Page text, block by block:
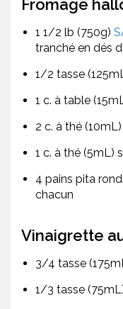
Fromage
1 1/2 lb (750g)
tranché en dés
1/2 tasse
1 c. à table
2 c. à thé
1 c. à thé (5mL)
4 pains pita
chacun
Vinaigrette
3/4 tasse
1/3 tasse